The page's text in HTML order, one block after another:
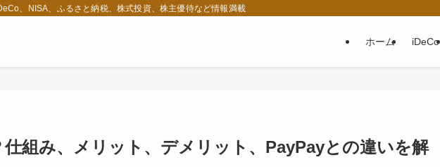
、NISA、ふるさと納税、株式投資、株主優待など情報満載
ホーム iDeCo
組み、メリット、デメリット、PayPayとの違いを解